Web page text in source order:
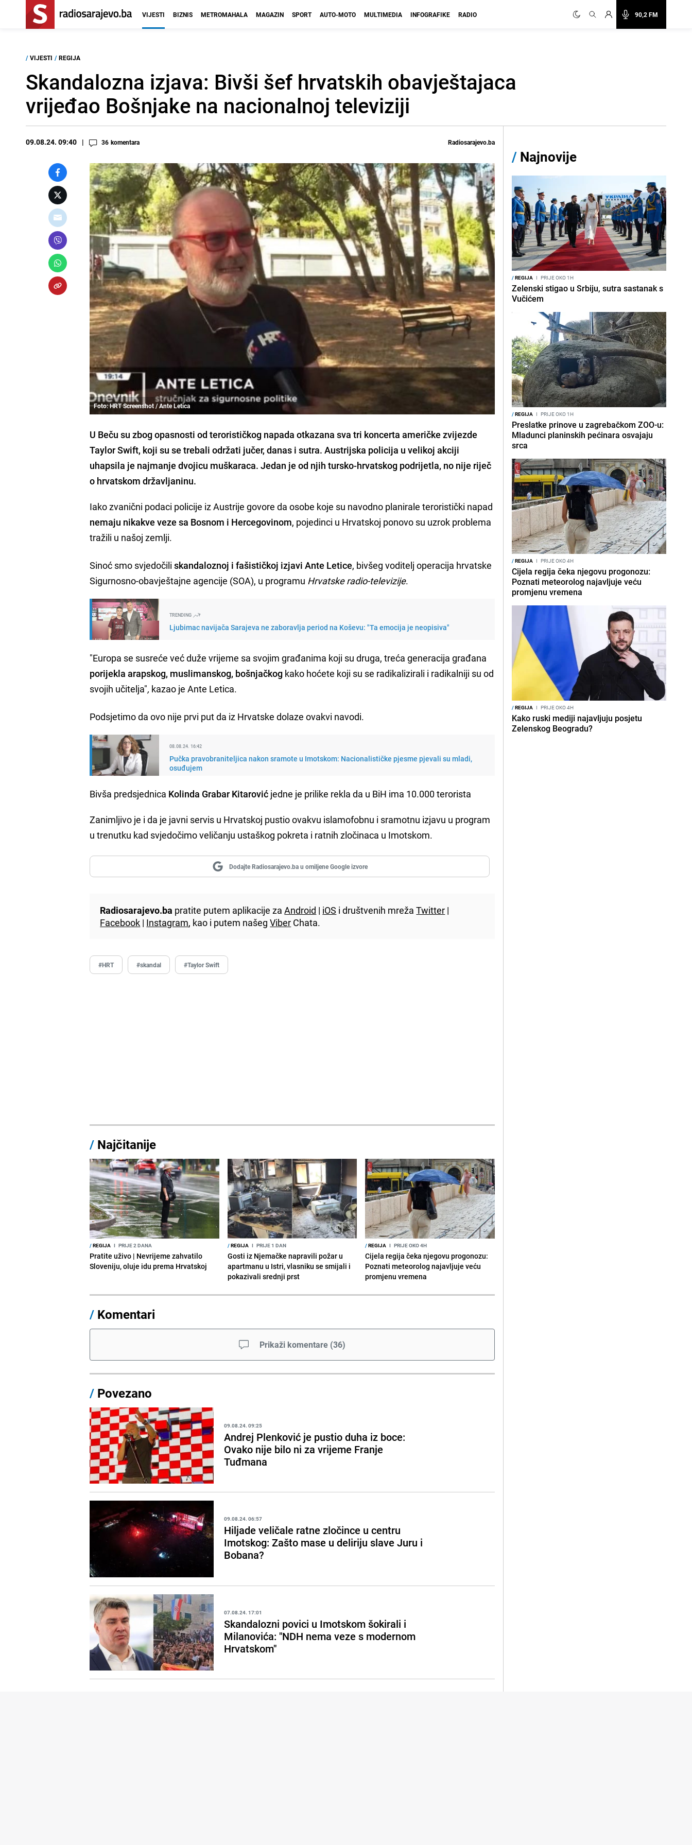
90,2 FM
VIJESTI BIZNIS METROMAHALA MAGAZIN SPORT AUTO-MOTO MULTIMEDIA INFOGRAFIKE RADIO
/ VIJESTI / REGIJA
Skandalozna izjava: Bivši šef hrvatskih obavještajaca
vrijeđao Bošnjake na nacionalnoj televiziji
09.08.24. 09:40 36 komentara Radiosarajevo.ba
Foto: HRT Screenshot / Ante Letica
U Beču su zbog opasnosti od terorističkog napada otkazana sva tri koncerta američke zvijezde
Taylor Swift, koji su se trebali održati jučer, danas i sutra. Austrijska policija u velikoj akciji
uhapsila je najmanje dvojicu muškaraca. Jedan je od njih tursko-hrvatskog podrijetla, no nije riječ
o hrvatskom državljaninu.
Iako zvanični podaci policije iz Austrije govore da osobe koje su navodno planirale teroristički napad
nemaju nikakve veze sa Bosnom i Hercegovinom, pojedinci u Hrvatskoj ponovo su uzrok problema
tražili u našoj zemlji.
Sinoć smo svjedočiliskandaloznoj i fašističkoj izjavi Ante Letice, bivšeg voditelj operacija hrvatske
Sigurnosno-obavještajne agencije (SOA), u programu Hrvatske radio-televizije.
TRENDING
Ljubimac navijača Sarajeva ne zaboravlja period na Koševu: "Ta emocija je neopisiva"
"Europa se susreće već duže vrijeme sa svojim građanima koji su druga, treća generacija građana
porijekla arapskog, muslimanskog, bošnjačkog kako hoćete koji su se radikalizirali i radikalniji su od
svojih učitelja", kazao je Ante Letica.
Podsjetimo da ovo nije prvi put da iz Hrvatske dolaze ovakvi navodi.
08.08.24. 16:42
Pučka pravobraniteljica nakon sramote u Imotskom: Nacionalističke pjesme pjevali su mladi,
osuđujem
Bivša predsjednica Kolinda Grabar Kitarović jedne je prilike rekla da u BiH ima 10.000 terorista
Zanimljivo je i da je javni servis u Hrvatskoj pustio ovakvu islamofobnu i sramotnu izjavu u program
u trenutku kad svjedočimo veličanju ustaškog pokreta i ratnih zločinaca u Imotskom.
Dodajte Radiosarajevo.ba u omiljene Google izvore
Radiosarajevo.ba pratite putem aplikacije zaAndroid | iOS i društvenih mrežaTwitter |
Facebook | Instagram, kao i putem našegViber Chata.
#HRT #skandal #Taylor Swift
/ Najčitanije
/REGIJA I PRIJE 2 DANA
Pratite uživo | Nevrijeme zahvatilo
Sloveniju, oluje idu prema Hrvatskoj
/REGIJA I PRIJE 1 DAN
Gosti iz Njemačke napravili požar u
apartmanu u Istri, vlasniku se smijali i
pokazivali srednji prst
/REGIJA I PRIJE OKO 4H
Cijela regija čeka njegovu progonozu:
Poznati meteorolog najavljuje veću
promjenu vremena
/ Komentari
Prikaži komentare (36)
/ Povezano
09.08.24. 09:25
Andrej Plenković je pustio duha iz boce:
Ovako nije bilo ni za vrijeme Franje
Tuđmana
09.08.24. 06:57
Hiljade veličale ratne zločince u centru
Imotskog: Zašto mase u deliriju slave Juru i
Bobana?
07.08.24. 17:01
Skandalozni povici u Imotskom šokirali i
Milanovića: "NDH nema veze s modernom
Hrvatskom"
/ Najnovije
/REGIJA I PRIJE OKO 1H
Zelenski stigao u Srbiju, sutra sastanak s
Vučićem
/REGIJA I PRIJE OKO 1H
Preslatke prinove u zagrebačkom ZOO-u:
Mladunci planinskih pećinara osvajaju
srca
/REGIJA I PRIJE OKO 4H
Cijela regija čeka njegovu progonozu:
Poznati meteorolog najavljuje veću
promjenu vremena
/REGIJA I PRIJE OKO 4H
Kako ruski mediji najavljuju posjetu
Zelenskog Beogradu?